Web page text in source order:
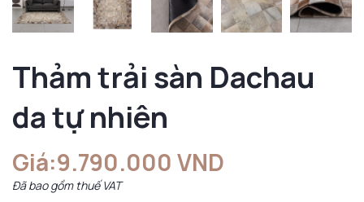
Thảm trải sàn Dachau
da tự nhiên
Giá:9.790.000 VND
Đã bao gồm thuế VAT